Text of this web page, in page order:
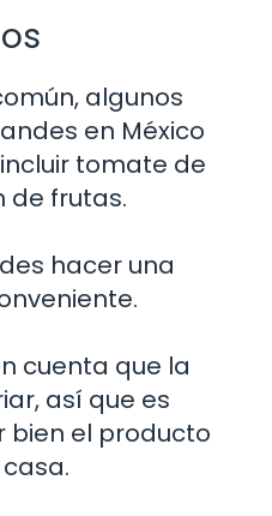
algunos
en México
tomate de
de frutas.
hacer una
cuenta que la
así que es
bien el producto